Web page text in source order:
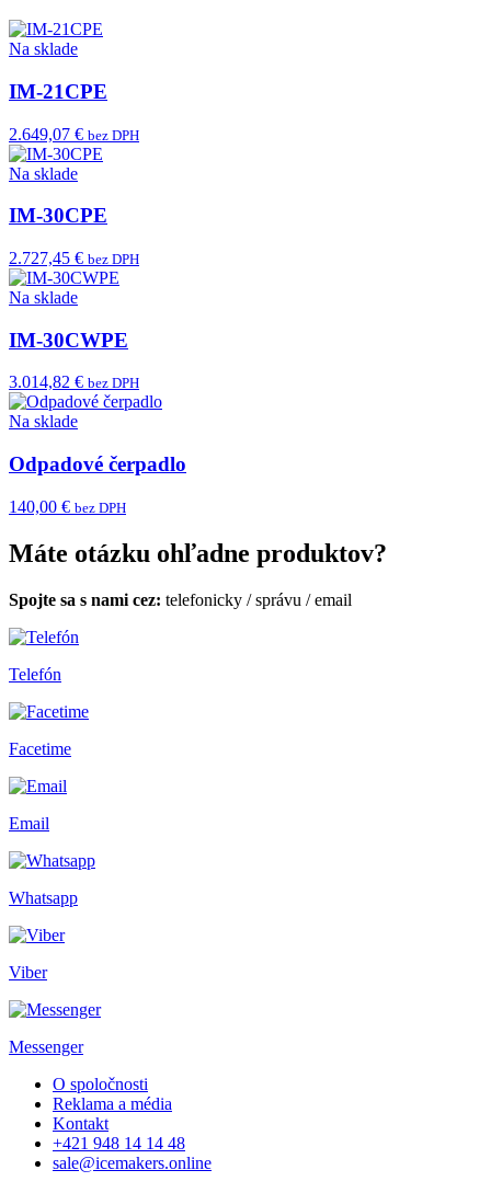
Na sklade
IM-21CPE
2.649,07 € bez DPH
Na sklade
IM-30CPE
2.727,45 € bez DPH
Na sklade
IM-30CWPE
3.014,82 € bez DPH
Na sklade
Odpadové čerpadlo
140,00 € bez DPH
Máte otázku ohľadne produktov?
Spojte sa s nami cez: telefonicky /správu /email
Telefón
Facetime
Email
Whatsapp
Viber
Messenger
O spoločnosti
Reklama a média
Kontakt
+421 948 14 14 48
sale@icemakers.online